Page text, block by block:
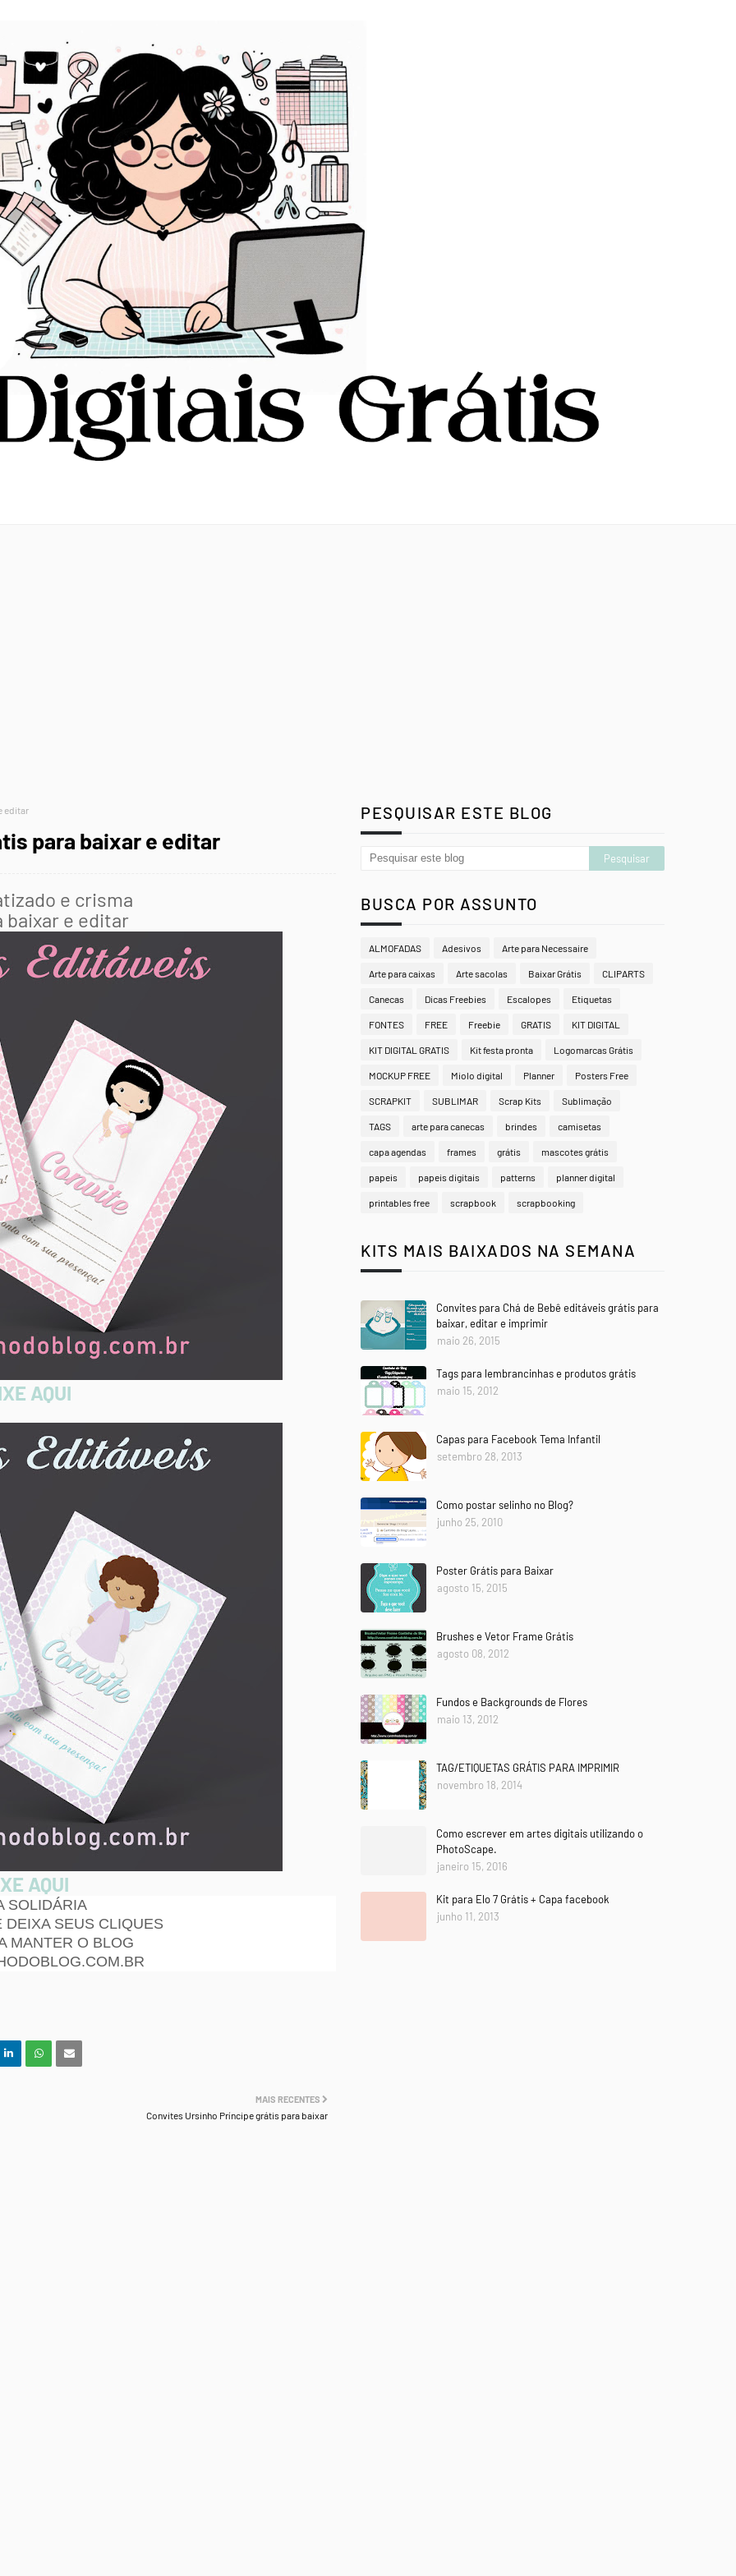
editar
para baixar e editar
e crisma
baixar e editar
AQUI
AQUI
SOLIDÁRIA
DEIXA SEUS CLIQUES
MANTER O BLOG
MAIS RECENTES
Convites Ursinho Príncipe grátis para baixar
PESQUISAR ESTE BLOG
BUSCA POR ASSUNTO
ALMOFADAS Adesivos Arte para Necessaire
Arte para caixas Arte sacolas Baixar Grátis CLIPARTS
Canecas Dicas Freebies Escalopes Etiquetas
FONTES FREE Freebie GRATIS KIT DIGITAL
KIT DIGITAL GRATIS Kit festa pronta Logomarcas Grátis
MOCKUP FREE Miolo digital Planner Posters Free
SCRAPKIT SUBLIMAR Scrap Kits Sublimação
TAGS arte para canecas brindes camisetas
capa agendas frames grátis mascotes grátis
papeis papeis digitais patterns planner digital
printables free scrapbook scrapbooking
KITS MAIS BAIXADOS NA SEMANA
Convites para Chá de Bebê editáveis grátis para
baixar, editar e imprimir
maio 26, 2015
Tags para lembrancinhas e produtos grátis
maio 15, 2012
Capas para Facebook Tema Infantil
setembro 28, 2013
Como postar selinho no Blog?
junho 25, 2010
Poster Grátis para Baixar
agosto 15, 2015
Brushes e Vetor Frame Grátis
agosto 08, 2012
Fundos e Backgrounds de Flores
maio 13, 2012
TAG/ETIQUETAS GRÁTIS PARA IMPRIMIR
novembro 18, 2014
Como escrever em artes digitais utilizando o
PhotoScape.
janeiro 15, 2016
Kit para Elo 7 Grátis + Capa facebook
junho 11, 2013